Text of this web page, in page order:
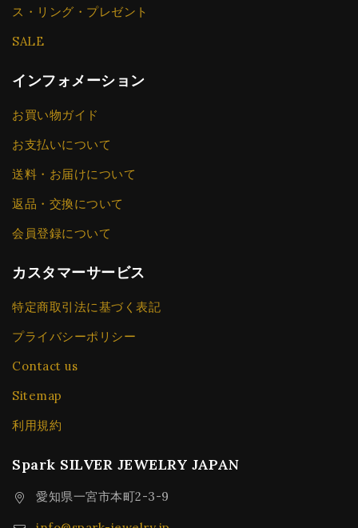
ス・リング・プレゼント
SALE
インフォメーション
お買い物ガイド
お支払いについて
送料・お届けについて
返品・交換について
会員登録について
カスタマーサービス
特定商取引法に基づく表記
プライバシーポリシー
Contact us
Sitemap
利用規約
Spark SILVER JEWELRY JAPAN
愛知県一宮市本町2-3-9